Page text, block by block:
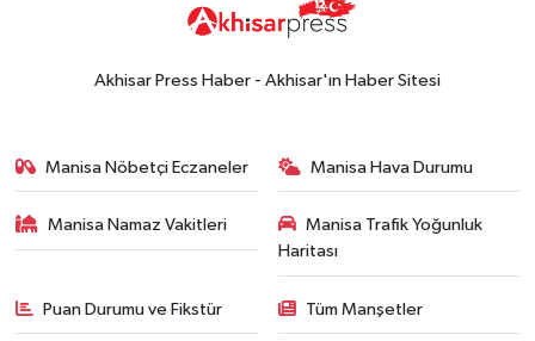
Akhisar Press Haber - Akhisar'ın Haber Sitesi
Manisa Nöbetçi Eczaneler Manisa Hava Durumu
Manisa Namaz Vakitleri
Manisa Trafik Yoğunluk
Haritası
Puan Durumu ve Fikstür Tüm Manşetler